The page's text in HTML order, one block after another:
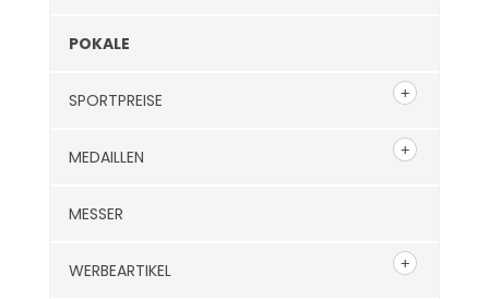
POKALE
SPORTPREISE
MEDAILLEN
MESSER
WERBEARTIKEL